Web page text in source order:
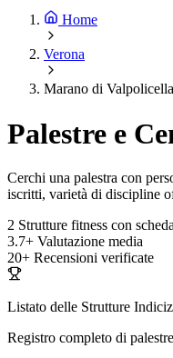
Home
Verona
Marano di Valpolicella
Palestre e
Cerchi una palestra con
iscritti, varietà di discipline
2 Strutture fitness con
3.7+ Valutazione media
20+ Recensioni verificate
Listato delle Strutture
Registro completo di